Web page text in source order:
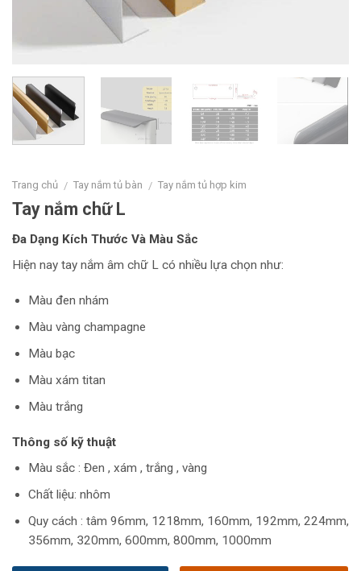
Trang chủ / Tay nắm tủ bàn / Tay nắm tủ hợp kim
Tay nắm chữ L
Đa Dạng Kích Thước Và Màu Sắc
Hiện nay tay nắm âm chữ L có nhiều lựa chọn như:
Màu đen nhám
Màu vàng champagne
Màu bạc
Màu xám titan
Màu trắng
Thông số kỹ thuật
Màu sắc : Đen , xám , trắng , vàng
Chất liệu: nhôm
Quy cách : tâm 96mm, 1218mm, 160mm, 192mm, 224mm,
356mm, 320mm, 600mm, 800mm, 1000mm